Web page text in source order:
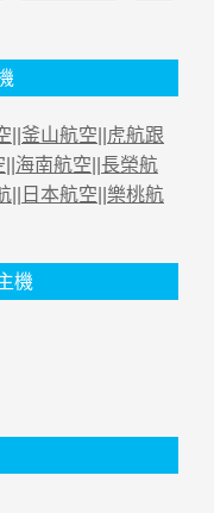
釜山航空
虎航跟
海南航空 長榮航
日本航空 樂桃航
機